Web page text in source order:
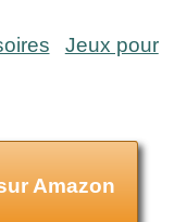
Jeux pour
Amazon